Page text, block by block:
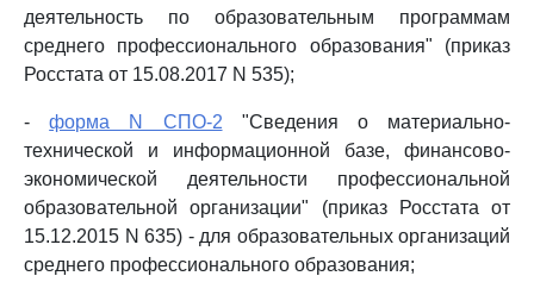
деятельность по образовательным программам
среднего профессионального образования" (приказ
Росстата от 15.08.2017 N 535);
-форма N СПО-2 "Сведения о материально-
технической и информационной базе, финансово-
экономической деятельности профессиональной
образовательной организации" (приказ Росстата от
15.12.2015 N 635) - для образовательных организаций
среднего профессионального образования;